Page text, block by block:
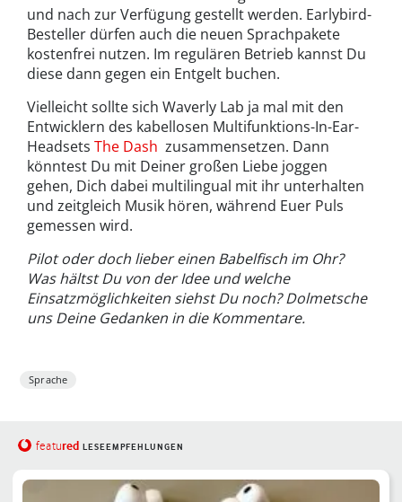
und nach zur Verfügung gestellt werden. Earlybird-
Besteller dürfen auch die neuen Sprachpakete
kostenfrei nutzen. Im regulären Betrieb kannst Du
diese dann gegen ein Entgelt buchen.
Vielleicht sollte sich Waverly Lab ja mal mit den
Entwicklern des kabellosen Multifunktions-In-Ear-
Headsets The Dash zusammensetzen. Dann
könntest Du mit Deiner großen Liebe joggen
gehen, Dich dabei multilingual mit ihr unterhalten
und zeitgleich Musik hören, während Euer Puls
gemessen wird.
Pilot oder doch lieber einen Babelfisch im Ohr?
Was hältst Du von der Idee und welche
Einsatzmöglichkeiten siehst Du noch? Dolmetsche
uns Deine Gedanken in die Kommentare.
Sprache
featured LESEEMPFEHLUNGEN